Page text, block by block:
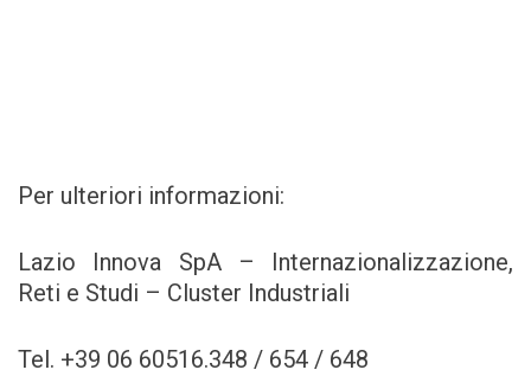
Per ulteriori informazioni:
Lazio Innova SpA – Internazionalizzazione,
Reti e Studi – Cluster Industriali
Tel. +39 06 60516.348 / 654 / 648